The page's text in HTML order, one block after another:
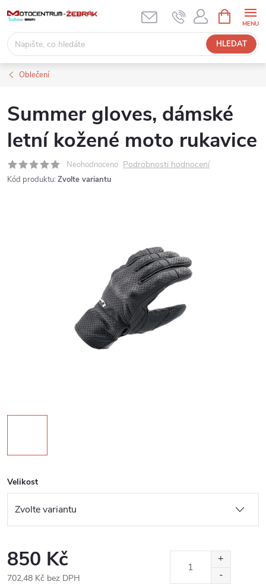
obsah
HLEDAT
NÁKUPNÍ
KOŠÍK
Oblečení
Summer gloves, dámské
letní kožené moto rukavice
Neohodnoceno Podrobnosti hodnocení
Kód produktu: Zvolte variantu
Velikost
850 Kč
702,48 Kč bez DPH